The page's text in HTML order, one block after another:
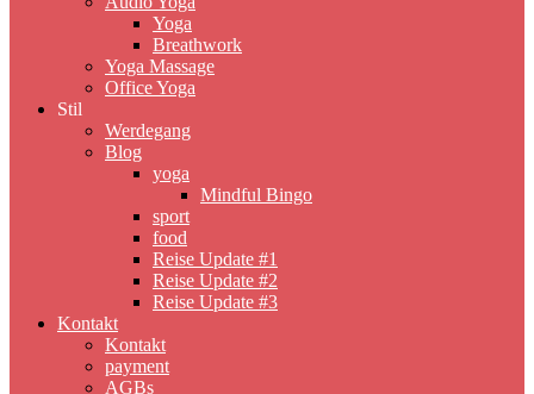
Yoga
Breathwork
Yoga Massage
Office Yoga
Stil
Werdegang
Blog
yoga
Mindful Bingo
sport
food
Reise Update #1
Reise Update #2
Reise Update #3
Kontakt
Kontakt
payment
AGBs